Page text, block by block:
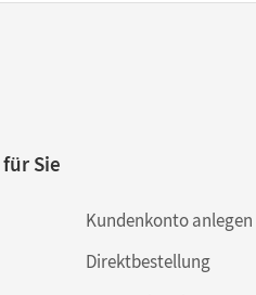
Sie
Kundenkonto anlegen
Direktbestellung